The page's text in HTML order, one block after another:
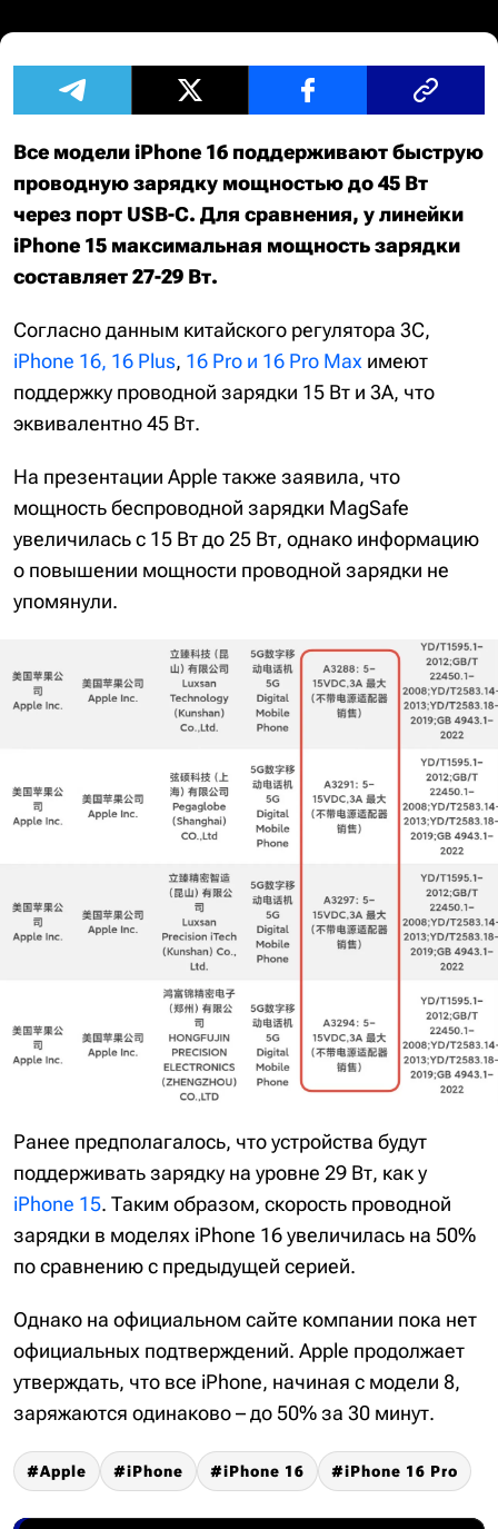
Все модели iPhone 16 поддерживают быструю
проводную зарядку мощностью до 45 Вт
через порт USB-C. Для сравнения, у линейки
iPhone 15 максимальная мощность зарядки
составляет 27-29 Вт.
Согласно данным китайского регулятора 3C,
iPhone 16, 16 Plus, 16 Pro и 16 Pro Max имеют
поддержку проводной зарядки 15 Вт и 3А, что
эквивалентно 45 Вт.
На презентации Apple также заявила, что
мощность беспроводной зарядки MagSafe
увеличилась с 15 Вт до 25 Вт, однако информацию
о повышении мощности проводной зарядки не
упомянули.
Ранее предполагалось, что устройства будут
поддерживать зарядку на уровне 29 Вт, как у
iPhone 15. Таким образом, скорость проводной
зарядки в моделях iPhone 16 увеличилась на 50%
по сравнению с предыдущей серией.
Однако на официальном сайте компании пока нет
официальных подтверждений. Apple продолжает
утверждать, что все iPhone, начиная с модели 8,
заряжаются одинаково – до 50% за 30 минут.
Apple iPhone iPhone 16 iPhone 16 Pro